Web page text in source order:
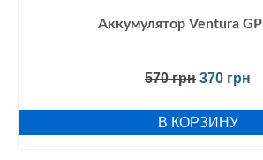
Аккумулятор Ventura
570грн
570 грн.
370 грн
В КОРЗИНУ